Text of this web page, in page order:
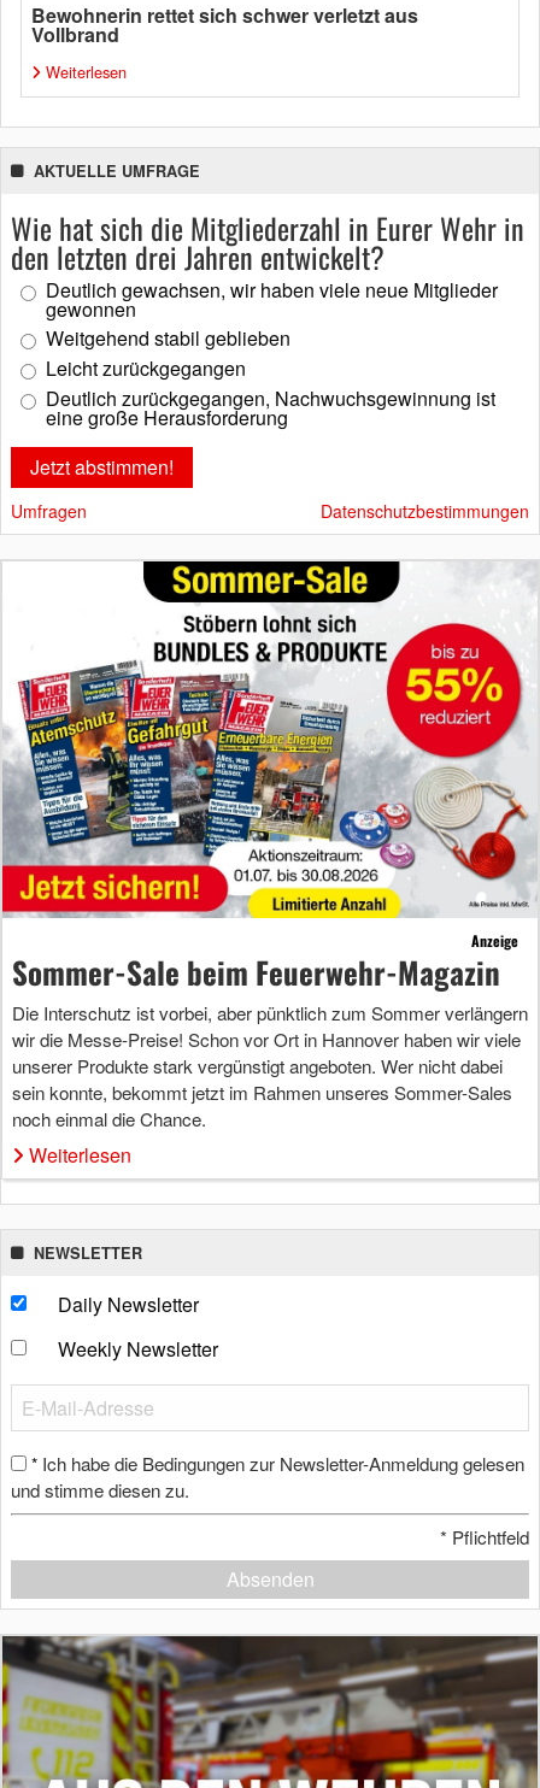
Bewohnerin rettet sich schwer verletzt aus
Vollbrand
Weiterlesen
AKTUELLE UMFRAGE
Wie hat sich die Mitgliederzahl in Eurer Wehr in
den letzten drei Jahren entwickelt?
Deutlich gewachsen, wir haben viele neue Mitglieder
gewonnen
Weitgehend stabil geblieben
Leicht zurückgegangen
Deutlich zurückgegangen, Nachwuchsgewinnung ist
eine große Herausforderung
Umfragen Datenschutzbestimmungen
Anzeige
Sommer-Sale beim Feuerwehr-Magazin
Die Interschutz ist vorbei, aber pünktlich zum Sommer verlängern
wir die Messe-Preise! Schon vor Ort in Hannover haben wir viele
unserer Produkte stark vergünstigt angeboten. Wer nicht dabei
sein konnte, bekommt jetzt im Rahmen unseres Sommer-Sales
noch einmal die Chance.
Weiterlesen
NEWSLETTER
Daily Newsletter
Weekly Newsletter
* Ich habe die Bedingungen zur Newsletter-Anmeldung gelesen
und stimme diesen zu.
* Pflichtfeld
Absenden